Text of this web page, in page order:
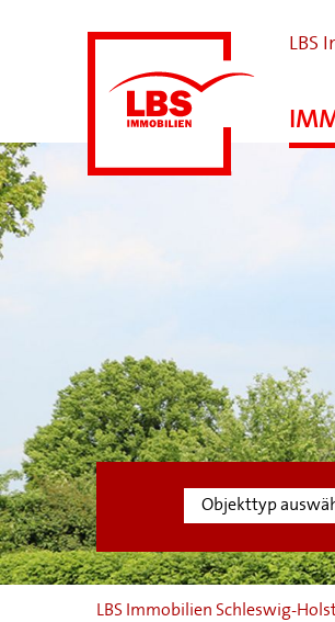
LBS
LBS Immobilien Schleswig-